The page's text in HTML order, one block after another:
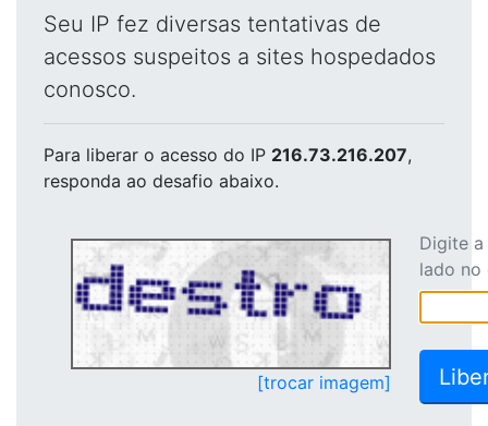
Seu IP fez diversas tentativas de
acessos suspeitos a sites hospedados
conosco.
Para liberar o acesso do IP 216.73.216.207,
responda ao desafio abaixo.
[trocar imagem]
Digite
lado no